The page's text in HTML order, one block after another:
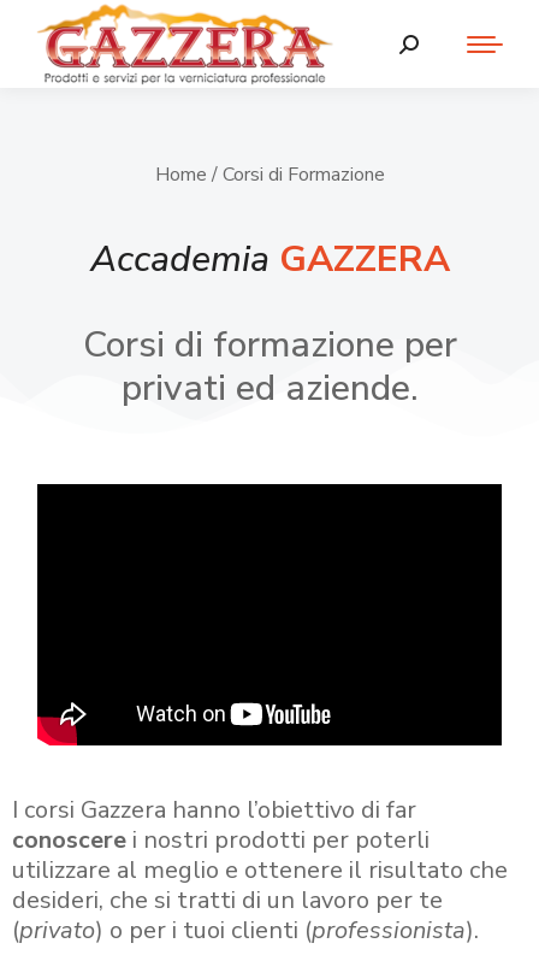
Home / Corsi di Formazione
Accademia GAZZERA
Corsi di formazione per
privati ed aziende.
I corsi Gazzera hanno l’obiettivo di far
conoscere i nostri prodotti per poterli
utilizzare al meglio e ottenere il risultato che
desideri, che si tratti di un lavoro per te
(privato) o per i tuoi clienti (professionista).